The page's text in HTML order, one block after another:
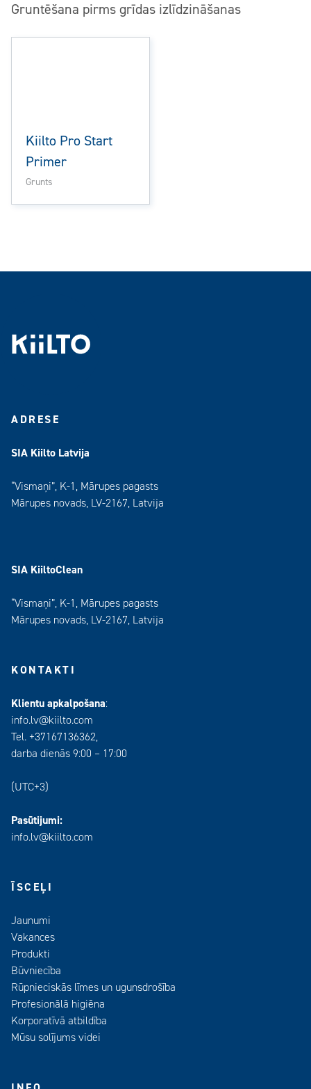
Gruntēšana pirms grīdas izlīdzināšanas
Kiilto Pro Start
Primer
Grunts
ADRESE
SIA Kiilto Latvija
“Vismaņi”, K-1, Mārupes pagasts
Mārupes novads, LV-2167, Latvija
SIA KiiltoClean
“Vismaņi”, K-1, Mārupes pagasts
Mārupes novads, LV-2167, Latvija
KONTAKTI
Klientu apkalpošana:
info.lv@kiilto.com
Tel. +37167136362,
darba dienās 9:00 – 17:00
(UTC+3)
Pasūtijumi:
info.lv@kiilto.com
ĪSCEĻI
Jaunumi
Vakances
Produkti
Būvniecība
Rūpnieciskās līmes un ugunsdrošība
Profesionālā higiēna
Korporatīvā atbildība
Mūsu solījums videi